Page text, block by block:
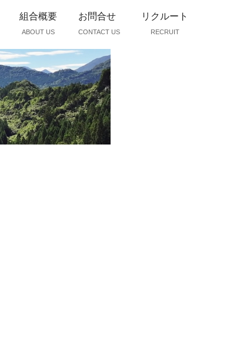
組合概要
ABOUT US
お問合せ
CONTACT US
リクルート
RECRUIT